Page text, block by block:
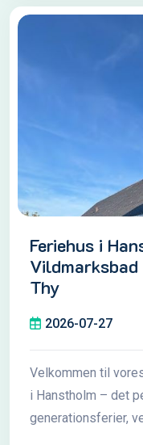
Feriehus i
Thy
2026-07-27
Velkommen til
i Hanstholm – det
generationsferier,